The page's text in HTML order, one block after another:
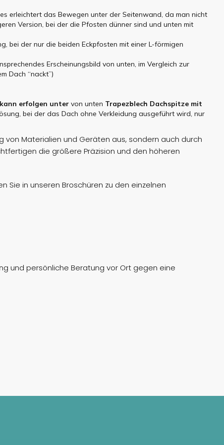
erleichtert das Bewegen unter der Seitenwand, da man nicht
Version, bei der die Pfosten dünner sind und unten mit
bei der nur die beiden Eckpfosten mit einer L-förmigen
Erscheinungsbild von unten, im Vergleich zur
Dach “nackt”)
kann erfolgen unter von unten Trapezblech Dachspitze mit
bei der das Dach ohne Verkleidung ausgeführt wird, nur
Materialien und Geräten aus, sondern auch durch
die größere Präzision und den höheren
Sie in unseren Broschüren zu den einzelnen
und persönliche Beratung vor Ort gegen eine